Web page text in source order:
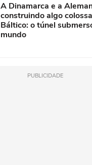
A Dinamarca e a
construindo algo
Báltico: o túnel
mundo
PUBLICIDADE